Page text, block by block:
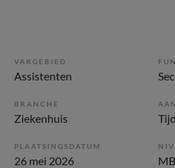
VAKGEBIED
Assistenten
BRANCHE
Ziekenhuis
PLAATSINGSDATUM
26 mei 2026